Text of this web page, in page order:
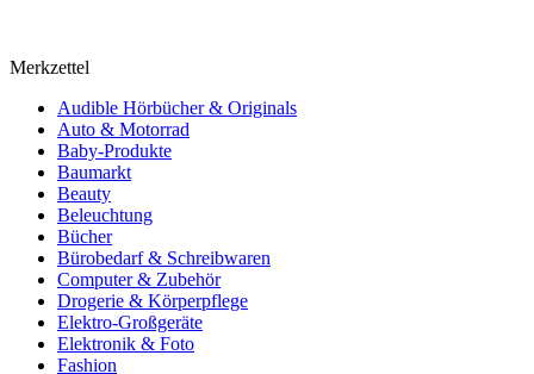
Merkzettel
Audible Hörbücher & Originals
Auto & Motorrad
Baby-Produkte
Baumarkt
Beauty
Beleuchtung
Bücher
Bürobedarf & Schreibwaren
Computer & Zubehör
Drogerie & Körperpflege
Elektro-Großgeräte
Elektronik & Foto
Fashion